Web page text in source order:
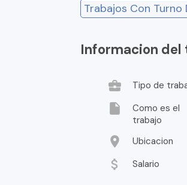
Trabajos Con Turno
Informacion del
business_center Tipo de
insert_drive_file
Como es el
trabajo
location_on Ubicacion
attach_money Salario